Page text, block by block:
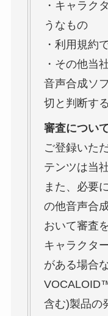
・キャラク
うなもの
・利用規約
・その他当
音声合成ソ
切と判断す
審査につい
ご登録いた
テンツは当
また、必要
の他音声合
おいて審査
キャラクタ
がある場合
含む)製品の